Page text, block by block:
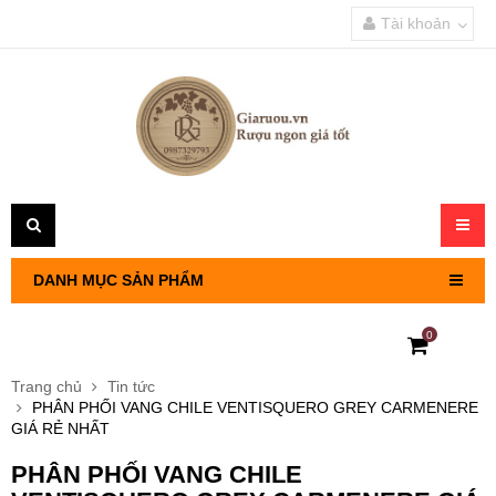
Tài khoản
DANH MỤC SẢN PHẨM
RƯỢU VANG CHILE
RƯỢU VANG Ý
0
Trang chủ
Tin tức
PHÂN PHỐI VANG CHILE VENTISQUERO GREY CARMENERE
GIÁ RẺ NHẤT
PHÂN PHỐI VANG CHILE